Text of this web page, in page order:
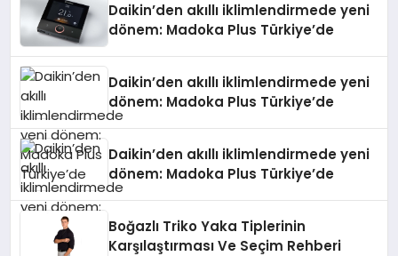
Daikin’den akıllı iklimlendirmede yeni
dönem: Madoka Plus Türkiye’de
Daikin’den akıllı iklimlendirmede yeni
dönem: Madoka Plus Türkiye’de
Daikin’den akıllı iklimlendirmede yeni
dönem: Madoka Plus Türkiye’de
Boğazlı Triko Yaka Tiplerinin
Karşılaştırması Ve Seçim Rehberi